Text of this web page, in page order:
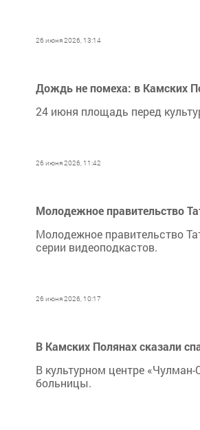
26 июня 2026, 13:14
Дождь не помеха: в Камских
24 июня площадь перед
26 июня 2026, 11:42
Молодежное правительство
Молодежное правительство
серии видеоподкастов.
26 июня 2026, 10:17
В Камских Полянах сказали
В культурном центре
больницы.